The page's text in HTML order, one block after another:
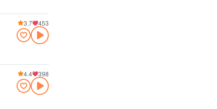
3.7 453
4.4 398